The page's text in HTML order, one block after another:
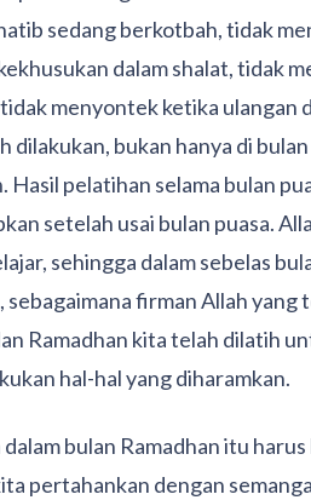
sedang berkotbah, tidak
dalam shalat, tidak
menyontek ketika ulangan
dilakukan, bukan hanya di
Hasil pelatihan selama bulan
setelah usai bulan puasa.
sehingga dalam sebelas
firman Allah yang
Ramadhan kita telah dilatih
hal-hal yang diharamkan.
bulan Ramadhan itu
pertahankan dengan